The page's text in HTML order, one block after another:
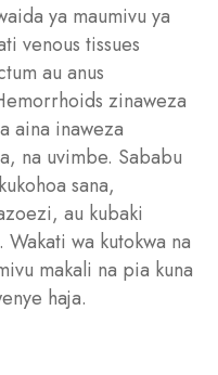
ya maumivu ya
venous tissues
au anus
zinaweza
aina inaweza
na uvimbe. Sababu
sana,
au kubaki
wa kutokwa na
makali na pia kuna
haja.